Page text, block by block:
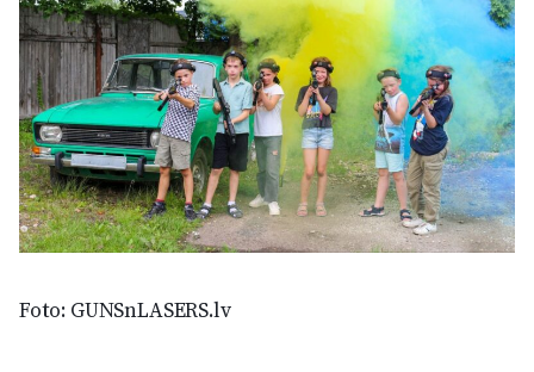
Foto: GUNSnLASERS.lv